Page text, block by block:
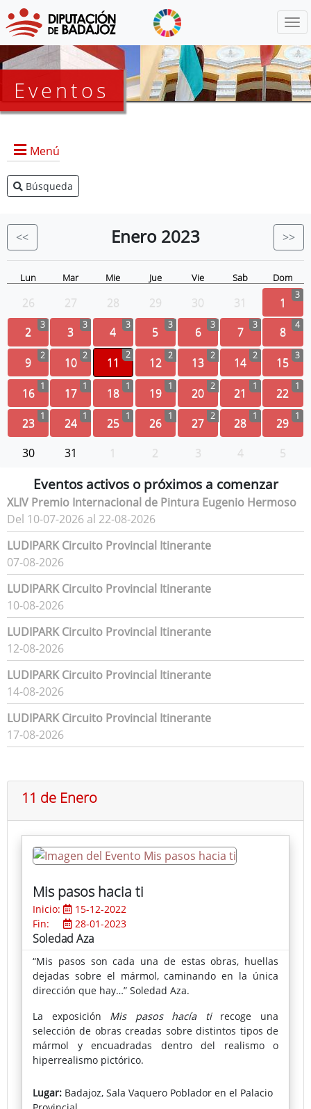
Eventos
Menú
Agenda Presidencia
Eventos
Búsqueda
<< Enero 2023 >>
Lun Mar Mie Jue Vie Sab Dom
26 27 28 29 30 31 1 3
2 3 3 3 4 3 5 3 6 3 7 3 8 4
9 2 10 2 11
2
12 2 13 2 14 2 15 3
16 1 17 1 18 1 19 1 20 2 21 1 22 1
23 1 24 1 25 1 26 1 27 2 28 1 29 1
30 31 1 2 3 4 5
Eventos activos o próximos a comenzar
XLIV Premio Internacional de Pintura Eugenio Hermoso
Del 10-07-2026 al 22-08-2026
LUDIPARK Circuito Provincial Itinerante
07-08-2026
LUDIPARK Circuito Provincial Itinerante
10-08-2026
LUDIPARK Circuito Provincial Itinerante
12-08-2026
LUDIPARK Circuito Provincial Itinerante
14-08-2026
LUDIPARK Circuito Provincial Itinerante
17-08-2026
11 de Enero
Mis pasos hacia ti
Inicio:
15-12-2022
Fin:
28-01-2023
Soledad Aza
“Mis pasos son cada una de estas obras, huellas
dejadas sobre el mármol, caminando en la única
dirección que hay…” Soledad Aza.
La exposición Mis pasos hacía tirecoge una
selección de obras creadas sobre distintos tipos de
mármol y encuadradas dentro del realismo o
hiperrealismo pictórico.
Lugar: Badajoz, Sala Vaquero Poblador en el Palacio